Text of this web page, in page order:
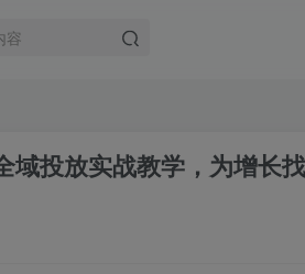
域投放实战教学，为增长